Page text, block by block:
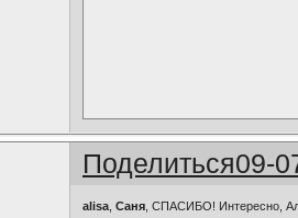
Поделиться09-
alisa ,Саня , СПАСИБО! Интересно,